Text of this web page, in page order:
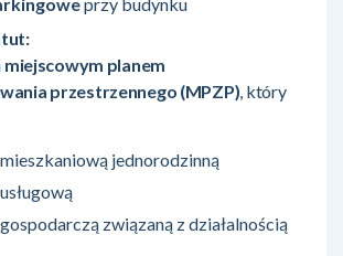
miejscowym planem
przestrzennego (MPZP), który
jednorodzinną
związaną z działalnością